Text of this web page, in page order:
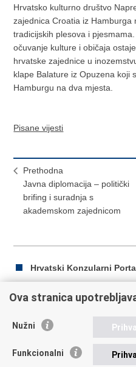
Hrvatsko kulturno društvo
zajednica Croatia iz
tradicijskih plesova i
očuvanje kulture i običaja
hrvatske zajednice u
klape Balature iz Opuzena koji
Hamburgu na dva mjesta.
Pisane vijesti
Prethodna
Javna diplomacija – politički
brifing i suradnja s
akademskom zajednicom
Hrvatski Konzularni
Ispiši
Podijeli
Facebooku
Twitteru
Republika Hrvatska
Ova stranica
Nužni
Funkcionalni